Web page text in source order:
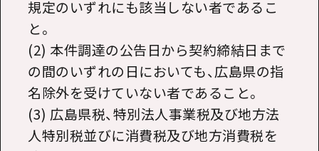
規定のいずれにも該当しない者であるこ
と。
(2) 本件調達の公告日から契約締結日まで
の間のいずれの日においても、広島県の指
名除外を受けていない者であること。
(3) 広島県税、特別法人事業税及び地方法
人特別税並びに消費税及び地方消費税を